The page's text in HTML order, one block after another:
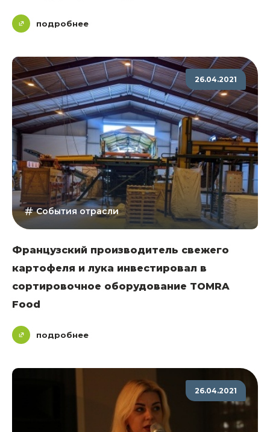
подробнее
26.04.2021
События отрасли
Французский производитель свежего
картофеля и лука инвестировал в
сортировочное оборудование TOMRA
Food
подробнее
26.04.2021